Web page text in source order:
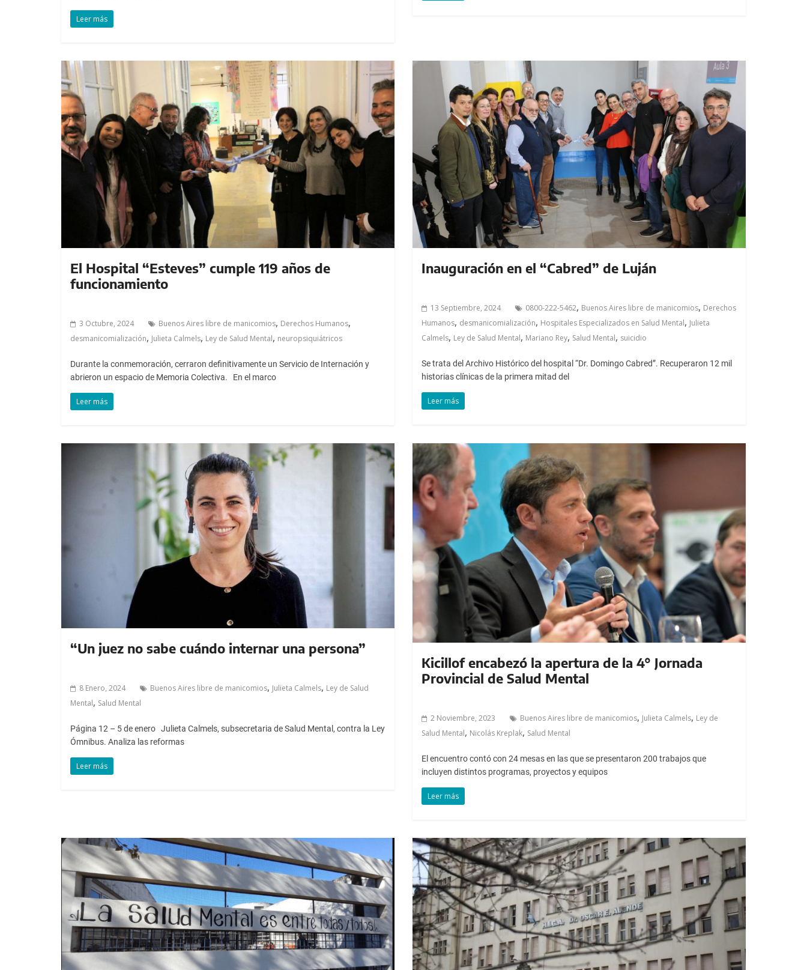
Leer más
El Hospital “Esteves” cumple 119 años de
funcionamiento
3 Octubre, 2024 Buenos Aires libre de manicomios, Derechos Humanos,
desmanicomialización, Julieta Calmels, Ley de Salud Mental, neuropsiquiátricos
Durante la conmemoración, cerraron definitivamente un Servicio de Internación y
abrieron un espacio de Memoria Colectiva. En el marco
Leer más
Inauguración en el “Cabred” de Luján
13 Septiembre, 2024 0800-222-5462, Buenos Aires libre de manicomios, Derechos
Humanos, desmanicomialización, Hospitales Especializados en Salud Mental, Julieta
Calmels, Ley de Salud Mental, Mariano Rey, Salud Mental, suicidio
Se trata del Archivo Histórico del hospital “Dr. Domingo Cabred”. Recuperaron 12 mil
historias clínicas de la primera mitad del
Leer más
“Un juez no sabe cuándo internar una persona”
8 Enero, 2024 Buenos Aires libre de manicomios, Julieta Calmels, Ley de Salud
Mental, Salud Mental
Página 12 – 5 de enero Julieta Calmels, subsecretaria de Salud Mental, contra la Ley
Ómnibus. Analiza las reformas
Leer más
Kicillof encabezó la apertura de la 4° Jornada
Provincial de Salud Mental
2 Noviembre, 2023 Buenos Aires libre de manicomios, Julieta Calmels, Ley de
Salud Mental, Nicolás Kreplak, Salud Mental
El encuentro contó con 24 mesas en las que se presentaron 200 trabajos que
incluyen distintos programas, proyectos y equipos
Leer más